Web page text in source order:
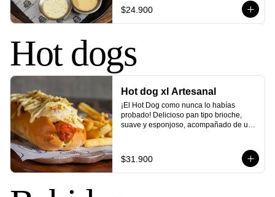
sabores que elevará tus papas a otro
nivel.
$24.900
Hot dogs
Hot dog xl Artesanal
¡El Hot Dog como nunca lo habías
probado! Delicioso pan tipo brioche,
suave y esponjoso, acompañado de una
mozzarella gratinado, tocineta ahumada,
ripio de papa, pepinillos agridulces y
nuestra inconfundible salsa de la casa.
$31.900